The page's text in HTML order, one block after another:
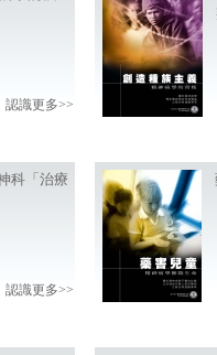
認識更多>>
科「治療
認識更多>>